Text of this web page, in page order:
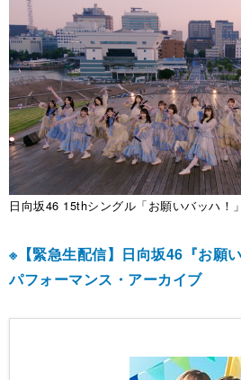
日向坂46 15thシングル「お願いバッハ！」
※【緊急生配信】日向坂46『お願
パフォーマンス・アーカイブ